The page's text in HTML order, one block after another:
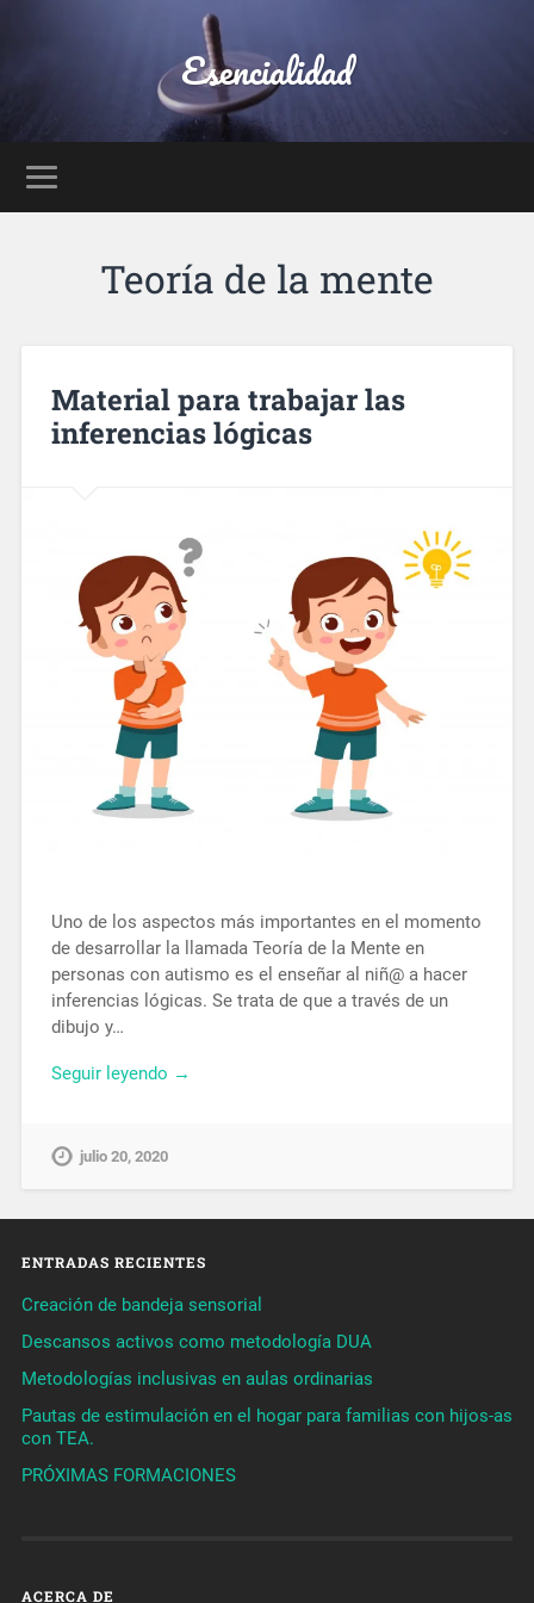
Esencialidad
Teoría de la mente
Material para trabajar las
inferencias lógicas
Uno de los aspectos más importantes en el momento
de desarrollar la llamada Teoría de la Mente en
personas con autismo es el enseñar al niñ@ a hacer
inferencias lógicas. Se trata de que a través de un
dibujo y…
Seguir leyendo →
julio 20, 2020
ENTRADAS RECIENTES
Creación de bandeja sensorial
Descansos activos como metodología DUA
Metodologías inclusivas en aulas ordinarias
Pautas de estimulación en el hogar para familias con hijos-as
con TEA.
PRÓXIMAS FORMACIONES
ACERCA DE